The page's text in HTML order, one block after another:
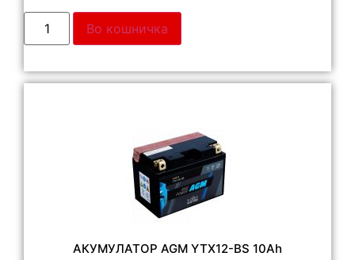
Во кошничка
АКУМУЛАТОР AGM YTX12-BS 10Ah